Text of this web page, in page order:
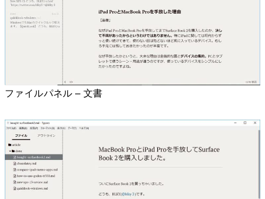
ファイルパネル – 文書